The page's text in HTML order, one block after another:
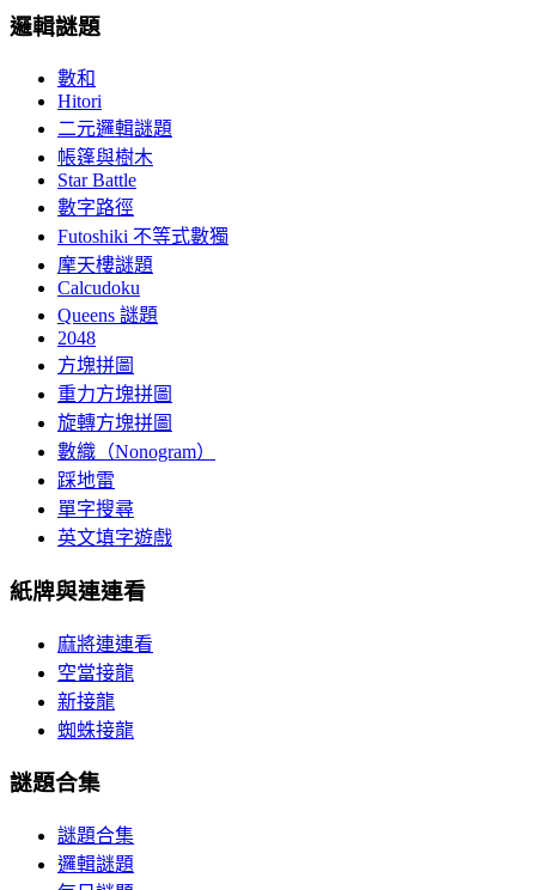
邏輯謎題
數和
Hitori
二元邏輯謎題
帳篷與樹木
Star Battle
數字路徑
Futoshiki 不等式數獨
摩天樓謎題
Calcudoku
Queens 謎題
2048
方塊拼圖
重力方塊拼圖
旋轉方塊拼圖
數織（Nonogram）
踩地雷
單字搜尋
英文填字遊戲
紙牌與連連看
麻將連連看
空當接龍
新接龍
蜘蛛接龍
謎題合集
謎題合集
邏輯謎題